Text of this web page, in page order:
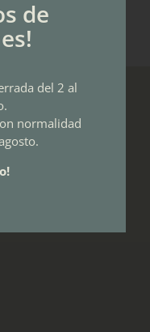
hemos unido
con unas
de
del 2 al
normalidad